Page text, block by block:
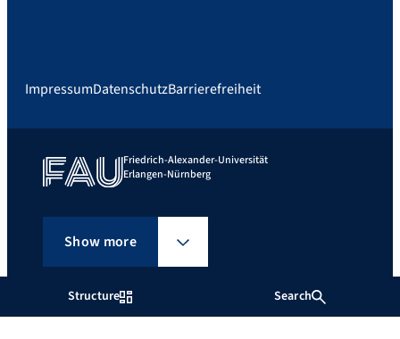
Structure Search
ImpressumDatenschutzBarrierefreiheit
Friedrich-Alexander-Universität
Erlangen-Nürnberg
Show more